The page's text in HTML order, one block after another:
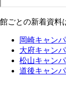
館ごとの新着資料
岡崎キャン
大府キャン
松山キャン
道後キャン